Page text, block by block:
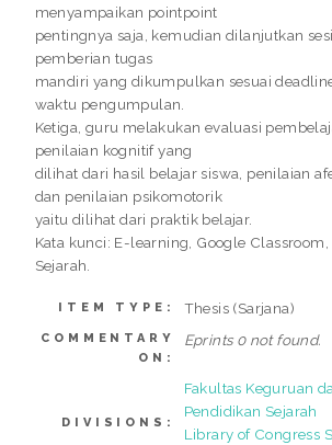
menyampaikan pointpoint
pentingnya saja, kemudian dilanjutkan
pemberian tugas
mandiri yang dikumpulkan sesuai
waktu pengumpulan.
Ketiga, guru melakukan evaluasi
penilaian kognitif yang
dilihat dari hasil belajar siswa, penilaian
dan penilaian psikomotorik
yaitu dilihat dari praktik belajar.
Kata kunci: E-learning, Google
Sejarah.
ITEM TYPE: Thesis (Sarjana)
COMMENTARY
ON:
Eprints 0 not found.
DIVISIONS:
Fakultas Keguruan
Pendidikan Sejarah
Library of Congress